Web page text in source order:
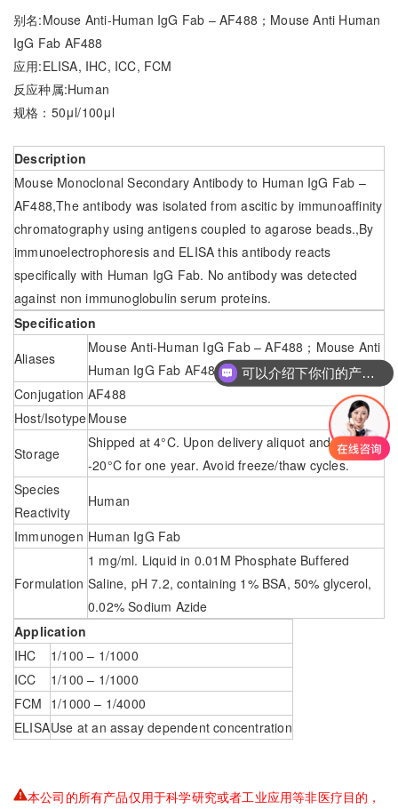
别名:Mouse Anti-Human IgG Fab – AF488；Mouse Anti Human
IgG Fab AF488
应用:ELISA, IHC, ICC, FCM
反应种属:Human
规格：50μl/100μl
Description
Mouse Monoclonal Secondary Antibody to Human IgG Fab –
AF488,The antibody was isolated from ascitic by immunoaffinity
chromatography using antigens coupled to agarose beads.,By
immunoelectrophoresis and ELISA this antibody reacts
specifically with Human IgG Fab. No antibody was detected
against non immunoglobulin serum proteins.
Specification
Aliases
Mouse Anti-Human IgG Fab – AF488；Mouse Anti
Human IgG Fab AF488
Conjugation AF488
Host/IsotypeMouse
Storage
Shipped at 4°C. Upon delivery aliquot and store at
-20°C for one year. Avoid freeze/thaw cycles.
Species
Reactivity
Human
Immunogen Human IgG Fab
Formulation
1 mg/ml. Liquid in 0.01M Phosphate Buffered
Saline, pH 7.2, containing 1% BSA, 50% glycerol,
0.02% Sodium Azide
Application
IHC
1/100 – 1/1000
ICC
1/100 – 1/1000
FCM 1/1000 – 1/4000
ELISAUse at an assay dependent concentration
本公司的所有产品仅用于科学研究或者工业应用等非医疗目的，
可以介绍下你们的产品么